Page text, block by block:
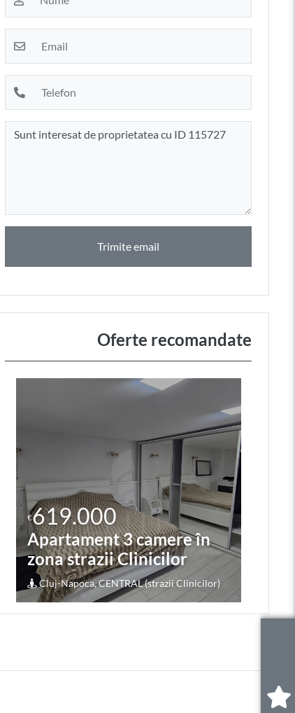
Trimite email
Oferte recomandate
€619.000
Apartament 3 camere în
zona strazii Clinicilor
Cluj-Napoca, CENTRAL (strazii Clinicilor)